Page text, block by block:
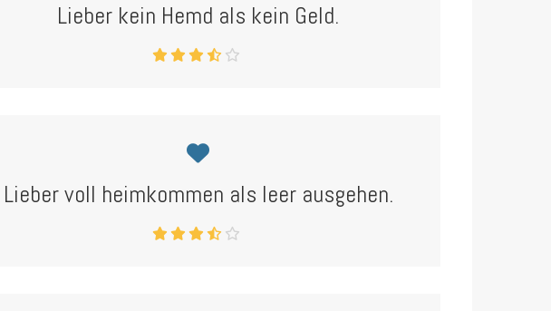
Lieber kein Hemd als kein Geld.
Lieber voll heimkommen als leer ausgehen.